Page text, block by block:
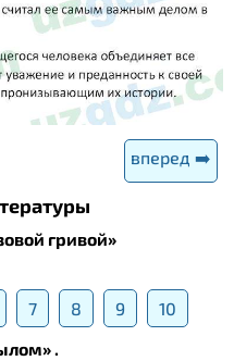
вперед ➡️
гривой»
7 8 9
10
.